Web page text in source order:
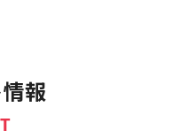
報